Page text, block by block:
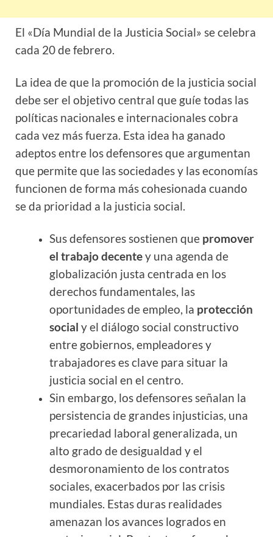
El «Día Mundial de la Justicia Social» se celebra
cada 20 defebrero.
La idea de que la promoción de la justicia social
debe ser el objetivo central que guíe todas las
políticas nacionales e internacionales cobra
cada vez más fuerza. Esta idea ha ganado
adeptos entre los defensores que argumentan
que permite que las sociedades y las economías
funcionen de forma más cohesionada cuando
se da prioridad a la justicia social.
Sus defensores sostienen que promover
el trabajo decentey una agenda de
globalización justa centrada en los
derechos fundamentales, las
oportunidades de empleo, la protección
social y el diálogo social constructivo
entre gobiernos, empleadores y
trabajadores es clave para situar la
justicia social en el centro.
Sin embargo, los defensores señalan la
persistencia de grandes injusticias, una
precariedad laboral generalizada, un
alto grado de desigualdad y el
desmoronamiento de los contratos
sociales, exacerbados por las crisis
mundiales. Estas duras realidades
amenazan los avances logrados en